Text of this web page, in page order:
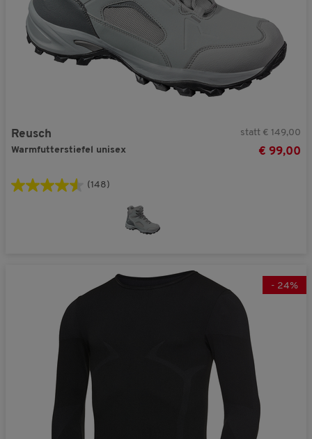
Reusch
Warmfutterstiefel unisex
statt € 149,00
€ 99,00
(148)
- 24%